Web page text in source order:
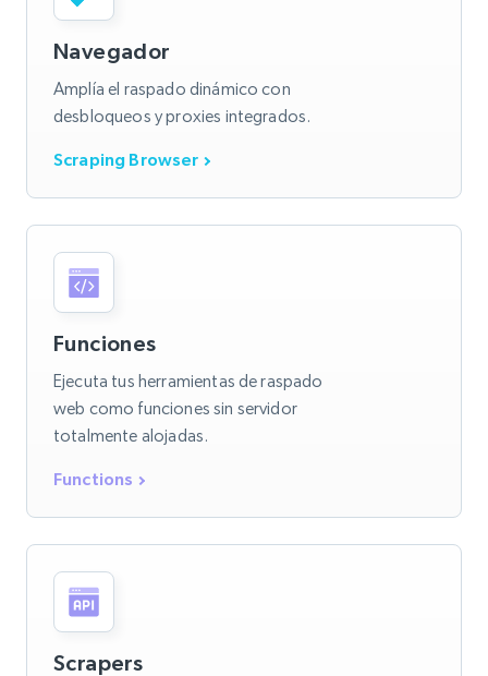
Navegador
Amplía el raspado dinámico con
desbloqueos y proxies integrados.
Scraping Browser
Funciones
Ejecuta tus herramientas de raspado
web como funciones sin servidor
totalmente alojadas.
Functions
Scrapers